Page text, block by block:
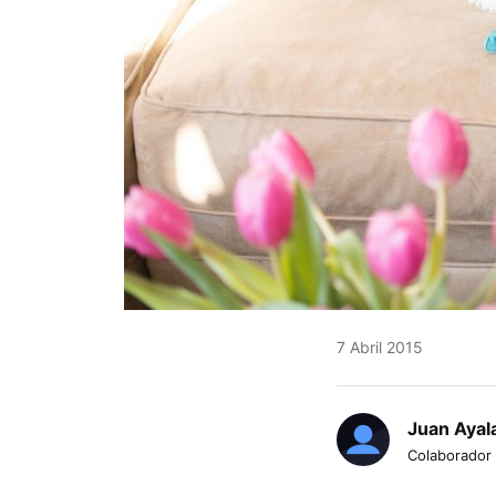
7 Abril 2015
Juan
Colaborador